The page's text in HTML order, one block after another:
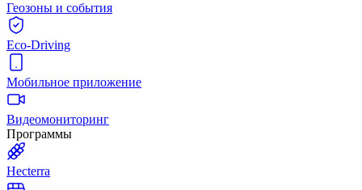
Геозоны и события
Eco-Driving
Мобильное приложение
Видеомониторинг
Программы
Hecterra